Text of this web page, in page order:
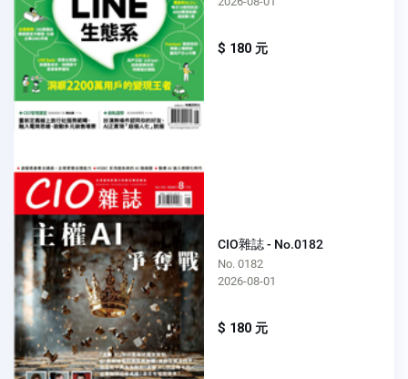
$ 180 元
CIO雜誌 - No.0182
No. 0182
2026-08-01
$ 180 元